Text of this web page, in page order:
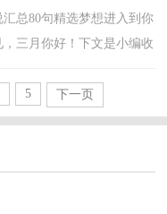
总80句精选梦想进入到你
三月你好！下文是小编收
5
下一页